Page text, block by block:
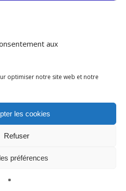
aux
optimiser notre site web et notre
les cookies
Refuser
préférences
Internationale à la Bourse